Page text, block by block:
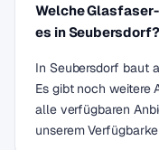
Welche
es in Seubersdorf?
In Seubersdorf baut
Es gibt noch weitere
alle verfügbaren
unserem